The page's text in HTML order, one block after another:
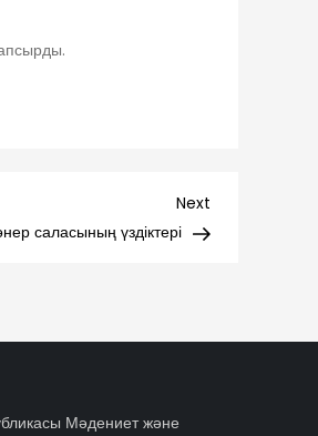
Post
Next
саласының үздіктері
Мәдениет және